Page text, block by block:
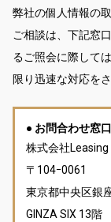
弊社の個人情報の
ご相談は、下記窓
るご照会に際して
限り迅速な対応を
● お問合わせ窓口
株式会社
〒104ｰ0061
東京都中央区銀
GINZA SIX 13階